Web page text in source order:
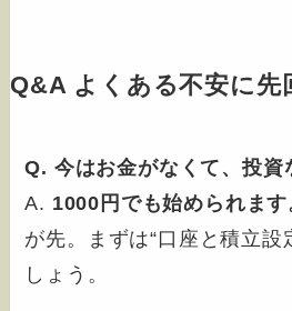
Q&A よくある不安に先
Q. 今はお金がなくて、投資
A. 1000円でも始められます
が先。まずは“口座と積立設
しょう。